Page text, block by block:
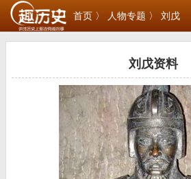
首页 〉 人物专题 〉 刘戊
刘戊资料